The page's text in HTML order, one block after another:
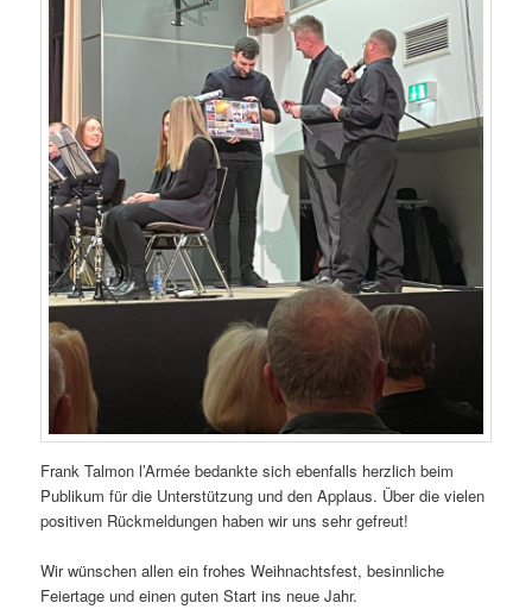
Frank Talmon l’Armée bedankte sich ebenfalls herzlich beim
Publikum für die Unterstützung und den Applaus. Über die vielen
positiven Rückmeldungen haben wir uns sehr gefreut!
Wir wünschen allen ein frohes Weihnachtsfest, besinnliche
Feiertage und einen guten Start ins neue Jahr.